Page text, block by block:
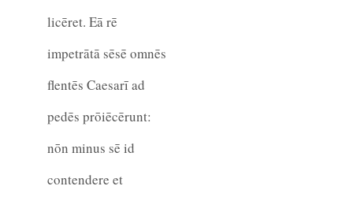
licēret. Eā rē
impetrātā sēsē omnēs
flentēs Caesarī ad
pedēs prōiēcērunt:
nōn minus sē id
contendere et